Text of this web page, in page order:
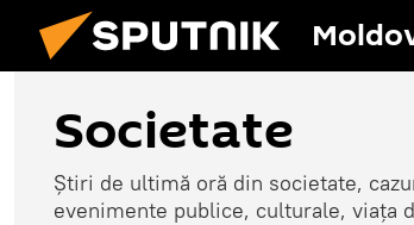
Societate
Știri de ultimă oră din societate,
evenimente publice, culturale, viața